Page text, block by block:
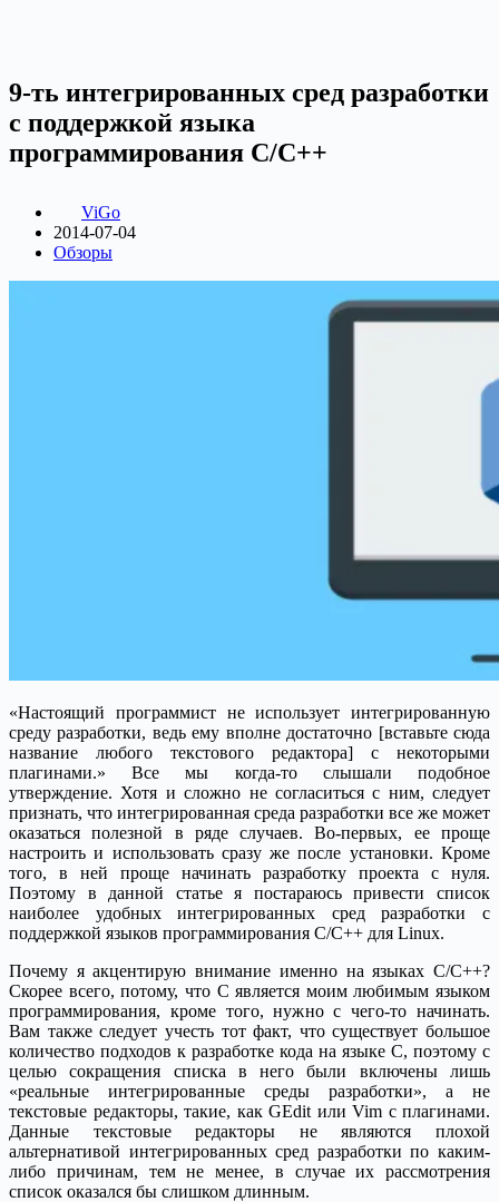
9-ть интегрированных сред разработки
с поддержкой языка
программирования C/C++
ViGo
2014-07-04
Обзоры
«Настоящий программист не использует интегрированную
среду разработки, ведь ему вполне достаточно [вставьте сюда
название любого текстового редактора] с некоторыми
плагинами.»Все мы когда-то слышали подобное
утверждение. Хотя и сложно не согласиться с ним, следует
признать, что интегрированная среда разработки все же может
оказаться полезной в ряде случаев. Во-первых, ее проще
настроить и использовать сразу же после установки. Кроме
того, в ней проще начинать разработку проекта с нуля.
Поэтому в данной статье я постараюсь привести список
наиболее удобных интегрированных сред разработки с
поддержкой языков программирования C/C++ для Linux.
Почему я акцентирую внимание именно на языках C/C++?
Скорее всего, потому, что C является моим любимым языком
программирования, кроме того, нужно с чего-то начинать.
Вам также следует учесть тот факт, что существует большое
количество подходов к разработке кода на языке C, поэтому с
целью сокращения списка в него были включены лишь
«реальные интегрированные среды разработки», а не
текстовые редакторы, такие, как GEdit или Vim с плагинами.
Данные текстовые редакторы не являются плохой
альтернативой интегрированных сред разработки по каким-
либо причинам, тем не менее, в случае их рассмотрения
список оказался бы слишком длинным.